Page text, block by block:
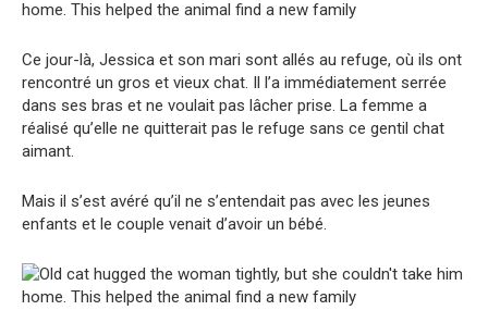
Ce jour-là, Jessica et son mari sont allés au refuge, où ils ont
rencontré un gros et vieux chat. Il l’a immédiatement serrée
dans ses bras et ne voulait pas lâcher prise. La femme a
réalisé qu’elle ne quitterait pas le refuge sans ce gentil chat
aimant.
Mais il s’est avéré qu’il ne s’entendait pas avec les jeunes
enfants et le couple venait d’avoir un bébé.